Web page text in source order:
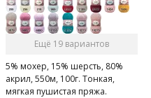
Ещё 19 вариантов
5% мохер, 15% шерсть, 80%
акрил, 550м, 100г. Тонкая,
мягкая пушистая пряжа.